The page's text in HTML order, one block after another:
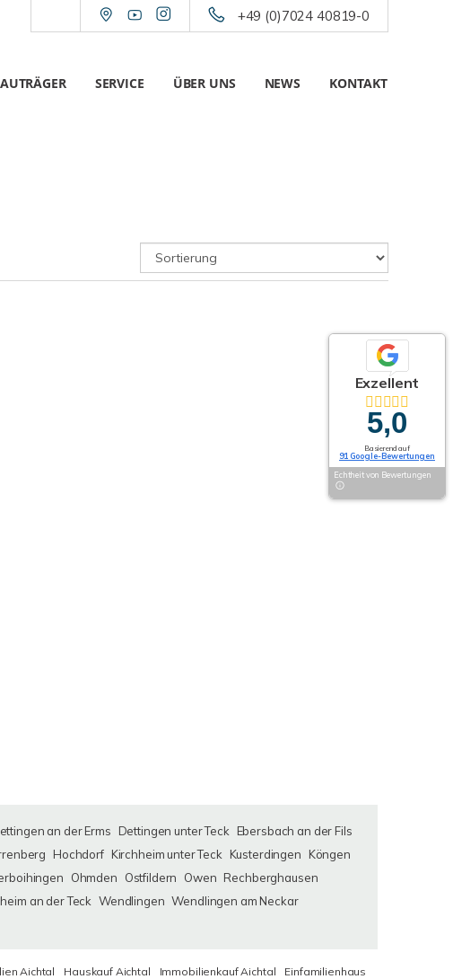
+49 (0)7024 40819-0
SERVICE ÜBER UNS NEWS KONTAKT
an der Erms Dettingen unter Teck
Ebersbach an der Fils
Hochdorf Kirchheim unter Teck Kusterdingen
Köngen
Ohmden Ostfildern Owen Rechberghausen
an der Teck Wendlingen Wendlingen am Neckar
Aichtal Hauskauf Aichtal Immobilienkauf Aichtal
Einfamilienhaus
Exzellent
5,0
Basierend auf
91 Google-Bewertungen
Echtheit von Bewertungen